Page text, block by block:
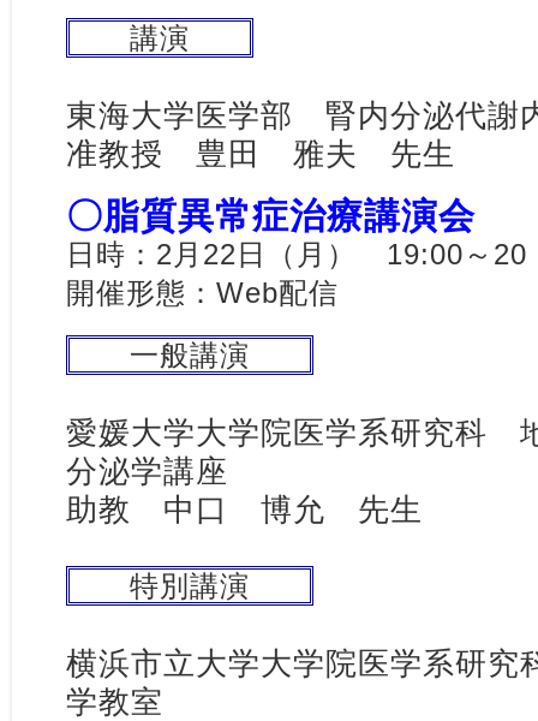
講演
東海大学医学部 腎内分泌代謝
准教授 豊田 雅夫 先生
〇脂質異常症治療講演会
日時：2月22日（月） 19:00～20
開催形態：Web配信
一般講演
愛媛大学大学院医学系研究科
分泌学講座
助教 中口 博允 先生
特別講演
横浜市立大学大学院医学系研
学教室